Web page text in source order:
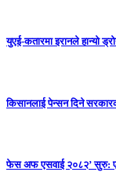
युएई-कतारमा इरानले हान्यो
किसानलाई पेन्सन दिने
फेस अफ एसवाई २०८२’ सुरु: